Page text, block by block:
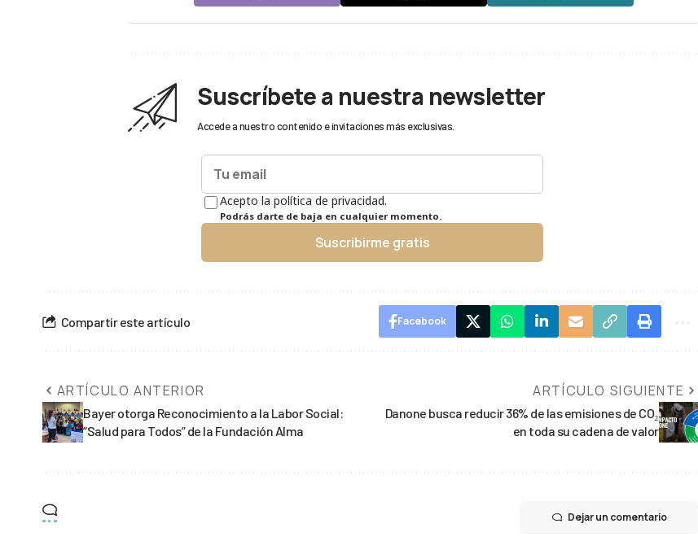
Suscríbete a nuestra newsletter
Accede a nuestro contenido e invitaciones más exclusivas.
Acepto la política de privacidad.
Podrás darte de baja en cualquier momento.
Suscribirme gratis
Compartir este artículo Facebook
ARTÍCULO ANTERIOR
Bayer otorga Reconocimiento a la Labor Social:
“Salud para Todos” de la Fundación Alma
ARTÍCULO SIGUIENTE
Danone busca reducir 36% de las emisiones de CO₂
en toda su cadena de valor
Dejar un comentario